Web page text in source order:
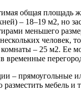
общая площадь
– 18–19 м2, но
меньшего
человек,
– 25 м2. Ее
временные
– прямоугольные
мебель и